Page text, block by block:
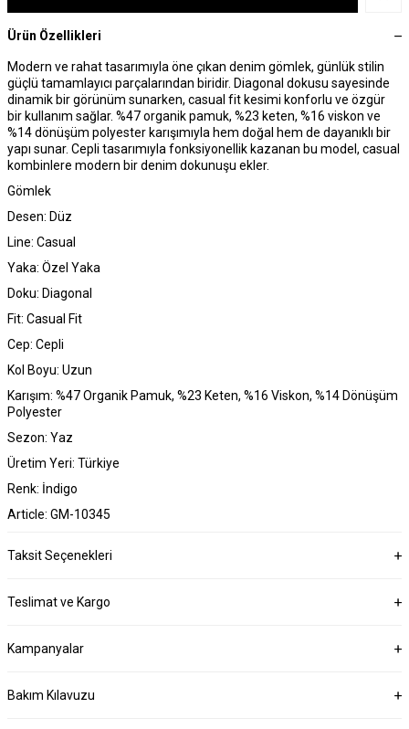
Ürün Özellikleri
Modern ve rahat tasarımıyla öne çıkan denim gömlek, günlük stilin
güçlü tamamlayıcı parçalarından biridir. Diagonal dokusu sayesinde
dinamik bir görünüm sunarken, casual fit kesimi konforlu ve özgür
bir kullanım sağlar. %47 organik pamuk, %23 keten, %16 viskon ve
%14 dönüşüm polyester karışımıyla hem doğal hem de dayanıklı bir
yapı sunar. Cepli tasarımıyla fonksiyonellik kazanan bu model, casual
kombinlere modern bir denim dokunuşu ekler.
Gömlek
Desen: Düz
Line: Casual
Yaka: Özel Yaka
Doku: Diagonal
Fit: Casual Fit
Cep: Cepli
Kol Boyu: Uzun
Karışım: %47 Organik Pamuk, %23 Keten, %16 Viskon, %14 Dönüşüm
Polyester
Sezon: Yaz
Üretim Yeri: Türkiye
Renk: İndigo
Article: GM-10345
Taksit Seçenekleri
Teslimat ve Kargo
Kampanyalar
Bakım Kılavuzu